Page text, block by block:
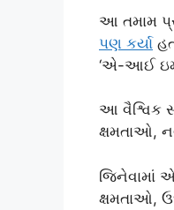
આ તમામ
પણ કર્યા
‘એ-આઈ
આ વૈશ્વિક
ક્ષમતાઓ,
જિનેવામાં
ક્ષમતાઓ,